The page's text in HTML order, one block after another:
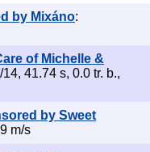
by Mixáno:
of Michelle &
14, 41.74 s, 0.0 tr. b.,
by Sweet
m/s